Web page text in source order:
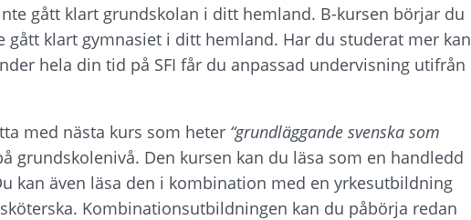
gått klart grundskolan i ditt hemland. B-kursen börjar du
gått klart gymnasiet i ditt hemland. Har du studerat mer kan
hela din tid på SFI får du anpassad undervisning utifrån
med nästa kurs som heter “grundläggande svenska som
grundskolenivå. Den kursen kan du läsa som en handledd
kan även läsa den i kombination med en yrkesutbildning
Kombinationsutbildningen kan du påbörja redan